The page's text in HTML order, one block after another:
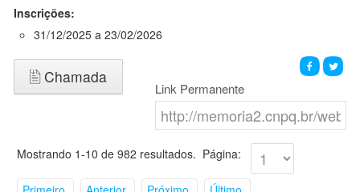
Inscrições:
31/12/2025 a 23/02/2026
Chamada
Link Permanente
Mostrando 1-10 de 982 resultados. Página: